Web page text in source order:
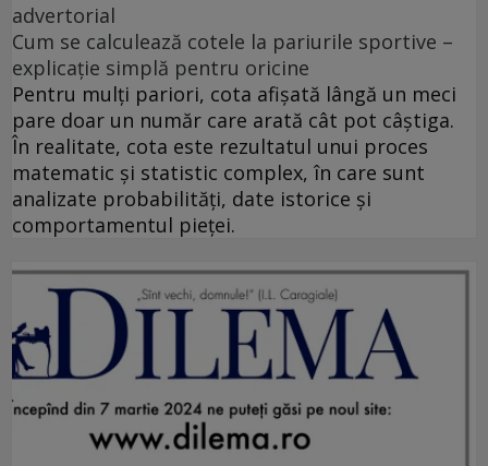
advertorial
Cum se calculează cotele la pariurile sportive –
explicație simplă pentru oricine
Pentru mulți pariori, cota afișată lângă un meci
pare doar un număr care arată cât pot câștiga.
În realitate, cota este rezultatul unui proces
matematic și statistic complex, în care sunt
analizate probabilități, date istorice și
comportamentul pieței.